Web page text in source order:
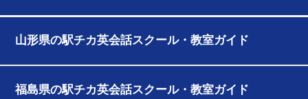
山形県の駅チカ英会話スクール・教室ガイド
福島県の駅チカ英会話スクール・教室ガイド